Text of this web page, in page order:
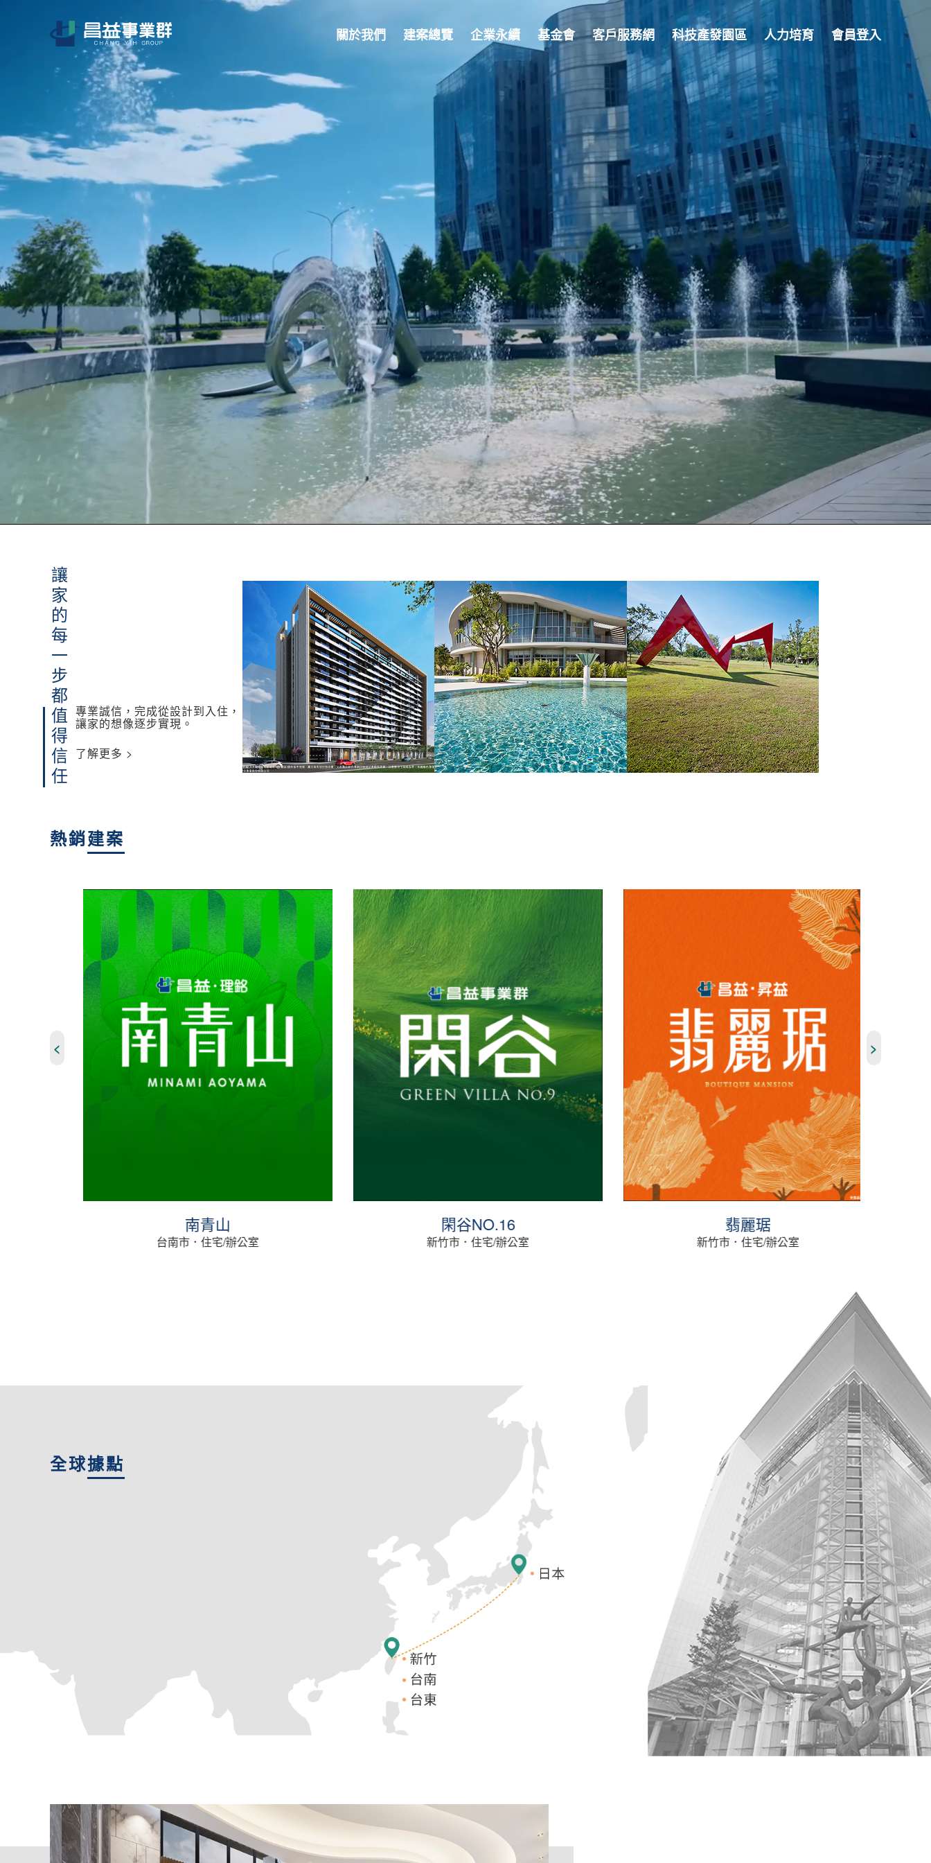
關於我們 建案總覽 企業永續 基金會 客戶服務網 科技產發園區 人力培育 會員登入
讓家的每一步都
值得信任 專業誠信，完成從設計到入住，
讓家的想像逐步實現。
了解更多 >
熱銷建案
南青山
台南市．住宅/辦公室
閑谷NO.16
新竹市．住宅/辦公室
翡麗琚
新竹市．住宅/辦公室
< >
全球據點